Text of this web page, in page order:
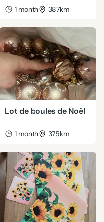
1 month 387km
Lot de boules de Noël
1 month 375km